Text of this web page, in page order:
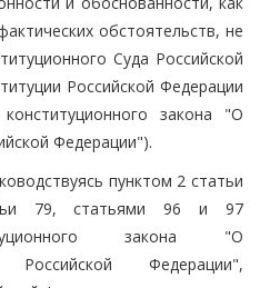
обстоятельств, не
Суда Российской
Российской Федерации
закона "О
Федерации").
пунктом 2 статьи
79, статьями 96 и 97
закона "О
Федерации",